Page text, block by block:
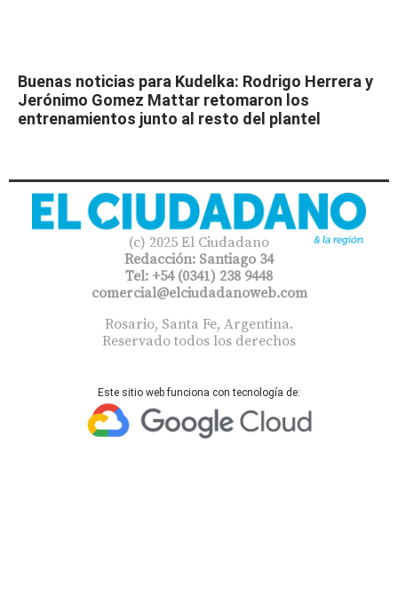
Buenas noticias para Kudelka: Rodrigo Herrera y
Jerónimo Gomez Mattar retomaron los
entrenamientos junto al resto del plantel
(c) 2025 El Ciudadano
Redacción: Santiago 34
Tel: +54 (0341) 238 9448
comercial@elciudadanoweb.com​
Rosario, Santa Fe, Argentina.
Reservado todos los derechos
Este sitio web funciona con tecnología de: